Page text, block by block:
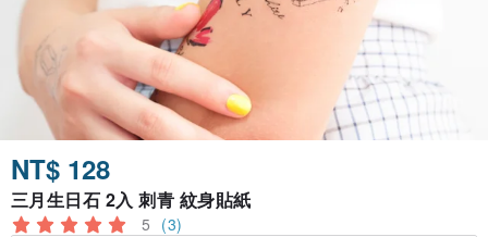
NT$ 128
三月生日石 2入 刺青 紋身貼紙
5 (3)